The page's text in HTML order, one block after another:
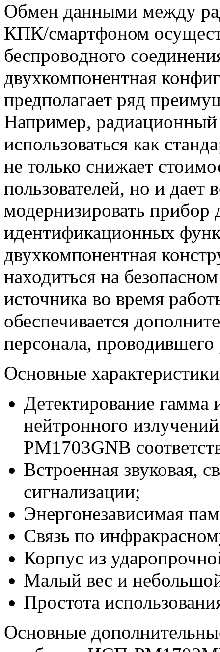
Обмен данными между
КПК/смартфоном
беспроводного
двухкомпонентная
предполагает ряд
Например, радиационный
использоваться как
не только снижает
пользователей, но и
модернизировать прибор
идентификационных
двухкомпонентная
находиться на
источника во время
обеспечивается
персонала,
Основные
Детектирование
нейтронного
PM1703GNB
Встроенная звуковая,
сигнализации;
Энергонезависимая
Связь по
Корпус из
Малый вес и
Простота
Основные